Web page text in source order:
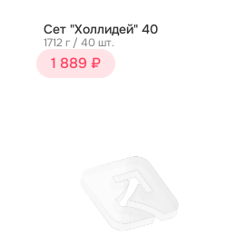
Сет "Холлидей" 40
1712 г / 40 шт.
1 889 ₽